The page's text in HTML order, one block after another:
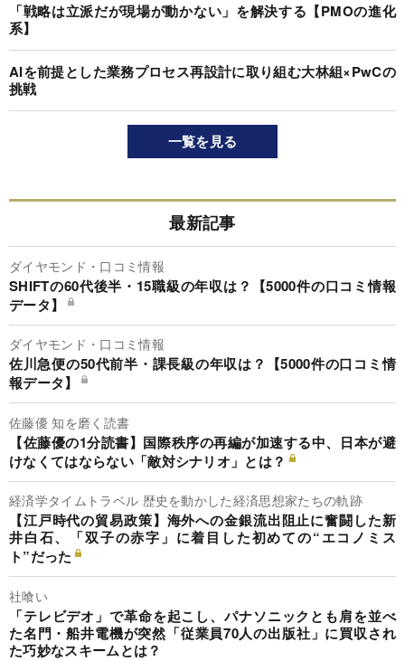
「戦略は立派だが現場が動かない」を解決する【PMOの進化
系】
AIを前提とした業務プロセス再設計に取り組む大林組×PwCの
挑戦
一覧を見る
最新記事
ダイヤモンド・口コミ情報
SHIFTの60代後半・15職級の年収は？【5000件の口コミ情報
データ】
ダイヤモンド・口コミ情報
佐川急便の50代前半・課長級の年収は？【5000件の口コミ情
報データ】
佐藤優 知を磨く読書
【佐藤優の1分読書】国際秩序の再編が加速する中、日本が避
けなくてはならない「敵対シナリオ」とは？
経済学タイムトラベル 歴史を動かした経済思想家たちの軌跡
【江戸時代の貿易政策】海外への金銀流出阻止に奮闘した新
井白石、「双子の赤字」に着目した初めての“エコノミス
ト”だった
社喰い
「テレビデオ」で革命を起こし、パナソニックとも肩を並べ
た名門・船井電機が突然「従業員70人の出版社」に買収され
た巧妙なスキームとは？